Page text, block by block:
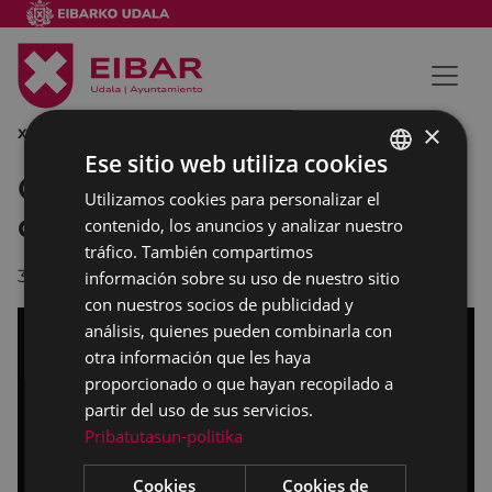
XIII ON EKIN EKINGUNE
Oxygen y Xabalo ganadores
de los XIII Premios On Ekin
31/10/2025
BASQUE
SPANISH
×
Ese sitio web utiliza cookies
Utilizamos cookies para personalizar el
contenido, los anuncios y analizar nuestro
tráfico. También compartimos
información sobre su uso de nuestro sitio
con nuestros socios de publicidad y
análisis, quienes pueden combinarla con
otra información que les haya
proporcionado o que hayan recopilado a
partir del uso de sus servicios.
Pribatutasun-politika
Cookies
Cookies de